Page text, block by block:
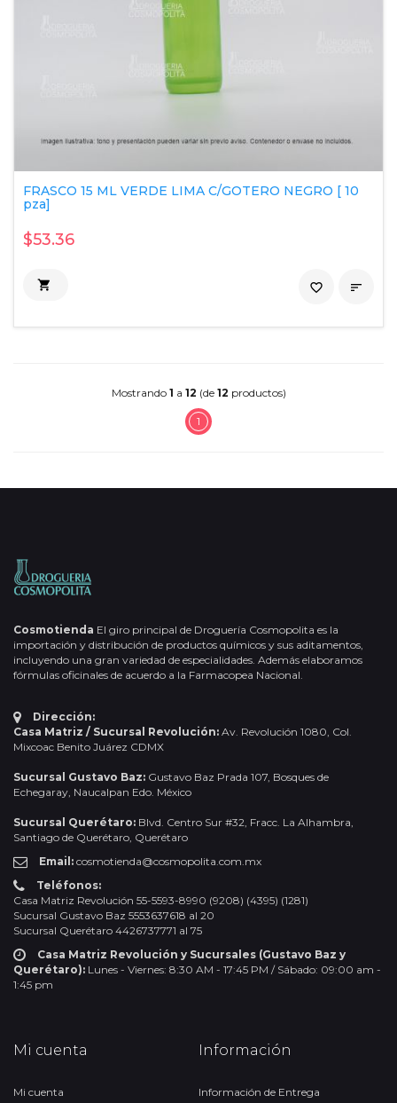
FRASCO 15 ML VERDE LIMA C/GOTERO NEGRO [ 10
pza]
$53.36
 
favorite_border
Mostrando 1 a 12 (de 12 productos)
1
Cosmotienda El giro principal de Droguería Cosmopolita es la
importación y distribución de productos químicos y sus aditamentos,
incluyendo una gran variedad de especialidades. Además elaboramos
fórmulas oficinales de acuerdo a la Farmacopea Nacional.
Dirección:
Casa Matriz / Sucursal Revolución: Av. Revolución 1080, Col.
Mixcoac Benito Juárez CDMX
Sucursal Gustavo Baz: Gustavo Baz Prada 107, Bosques de
Echegaray, Naucalpan Edo. México
Sucursal Querétaro: Blvd. Centro Sur #32, Fracc. La Alhambra,
Santiago de Querétaro, Querétaro
Email: cosmotienda@cosmopolita.com.mx
Teléfonos:
Casa Matriz Revolución 55-5593-8990 (9208) (4395) (1281)
Sucursal Gustavo Baz 5553637618 al 20
Sucursal Querétaro 4426737771 al 75
Casa Matriz Revolución y Sucursales (Gustavo Baz y
Querétaro): Lunes - Viernes: 8:30 AM - 17:45 PM / Sábado: 09:00 am -
1:45 pm
Mi cuenta
Mi cuenta
Información
Información de Entrega